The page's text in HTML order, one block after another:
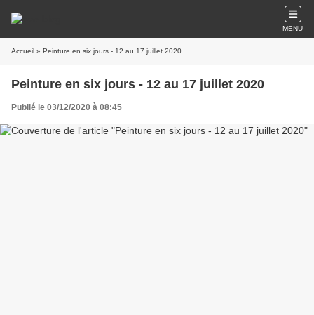
MENU
Accueil » Peinture en six jours - 12 au 17 juillet 2020
Peinture en six jours - 12 au 17 juillet 2020
Publié le 03/12/2020 à 08:45